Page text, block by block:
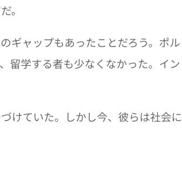
。
ギャップもあったことだろう。ポ
留学する者も少なくなかった。イ
ていた。しかし今、彼らは社会